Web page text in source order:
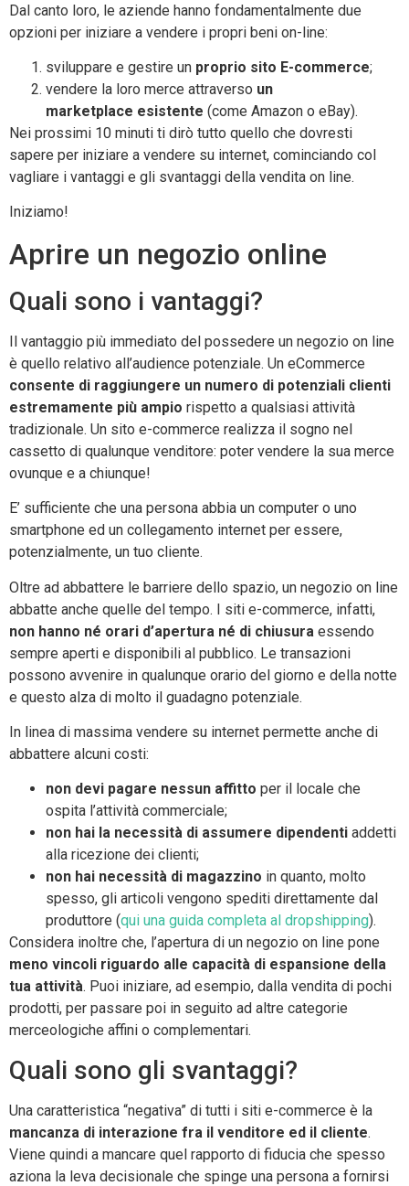
Dal canto loro, le aziende hanno fondamentalmente due
opzioni per iniziare a vendere i propri beni on-line:
sviluppare e gestire un proprio sito E-commerce;
vendere la loro merce attraverso un
marketplace esistente (come Amazon o eBay).
Nei prossimi 10 minuti ti dirò tutto quello che dovresti
sapere per iniziare a vendere su internet, cominciando col
vagliare i vantaggi e gli svantaggi della vendita on line.
Iniziamo!
Aprire un negozio online
Quali sono i vantaggi?
Il vantaggio più immediato del possedere un negozio on line
è quello relativo all’audience potenziale. Un eCommerce
consente di raggiungere un numero di potenziali clienti
estremamente più ampio rispetto a qualsiasi attività
tradizionale. Un sito e-commerce realizza il sogno nel
cassetto di qualunque venditore: poter vendere la sua merce
ovunque e a chiunque!
E’ sufficiente che una persona abbia un computer o uno
smartphone ed un collegamento internet per essere,
potenzialmente, un tuo cliente.
Oltre ad abbattere le barriere dello spazio, un negozio on line
abbatte anche quelle del tempo. I siti e-commerce, infatti,
non hanno né orari d’apertura né di chiusura essendo
sempre aperti e disponibili al pubblico. Le transazioni
possono avvenire in qualunque orario del giorno e della notte
e questo alza di molto il guadagno potenziale.
In linea di massima vendere su internet permette anche di
abbattere alcuni costi:
non devi pagare nessun affitto per il locale che
ospita l’attività commerciale;
non hai la necessità di assumere dipendenti addetti
alla ricezione dei clienti;
non hai necessità di magazzino in quanto, molto
spesso, gli articoli vengono spediti direttamente dal
produttore (qui una guida completa al dropshipping).
Considera inoltre che, l’apertura di un negozio on line pone
meno vincoli riguardo alle capacità di espansione della
tua attività. Puoi iniziare, ad esempio, dalla vendita di pochi
prodotti, per passare poi in seguito ad altre categorie
merceologiche affini o complementari.
Quali sono gli svantaggi?
Una caratteristica “negativa” di tutti i siti e-commerce è la
mancanza di interazione fra il venditore ed il cliente.
Viene quindi a mancare quel rapporto di fiducia che spesso
aziona la leva decisionale che spinge una persona a fornirsi